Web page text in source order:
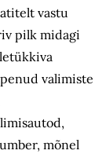
vastu
pilk midagi
valimiste
mõnel